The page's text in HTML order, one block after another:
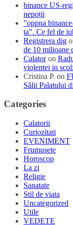
binance US-
nepoții
"oppna
ta”. Ce fel de
Registrera dig
de 10 milioane
Calatoron
violentei in scoli
Cristina P. on
Sălii Palatului
Categories
Calatorii
Curiozitati
EVENIMENT
Frumusete
Horoscop
La zi
Religie
Sanatate
Stil de viata
Uncategorized
Utile
VEDETE